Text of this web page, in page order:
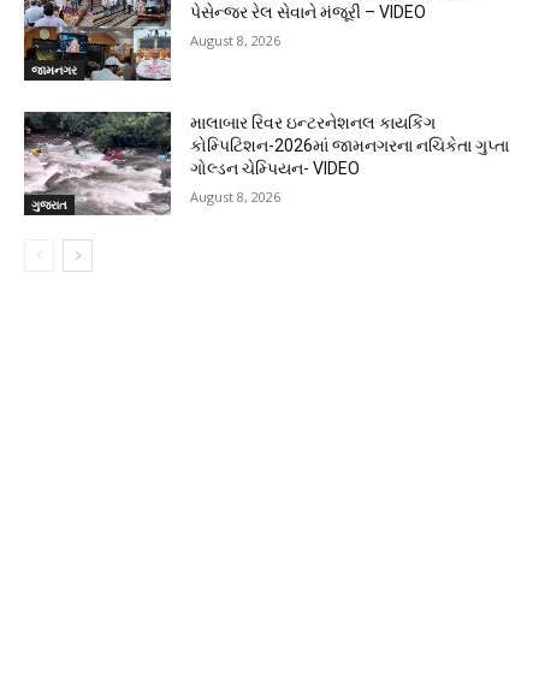
જામનગર
પેસેન્જર રેલ સેવાને મંજૂરી – VIDEO
August 8, 2026
ગુજરાત
માલાબાર રિવર ઇન્ટરનેશનલ કાયકિંગ
કોમ્પિટિશન-2026માં જામનગરના નચિકેતા ગુપ્તા
ગોલ્ડન ચેમ્પિયન- VIDEO
August 8, 2026